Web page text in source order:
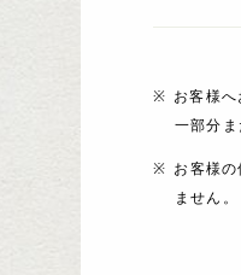
お客様
一部分ま
お客様
ません